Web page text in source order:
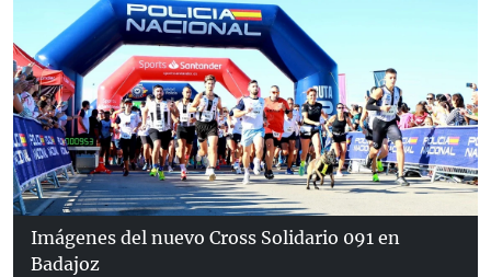
Imágenes del nuevo Cross Solidario 091 en
Badajoz